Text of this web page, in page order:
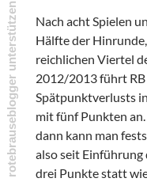
Nach acht Spielen
Hälfte der
reichlichen Viertel
2012/2013 führt RB
Spätpunktverlusts
mit fünf Punkten
dann kann man
also seit Einführung
drei Punkte statt
rotebrauseblogger unterstützen